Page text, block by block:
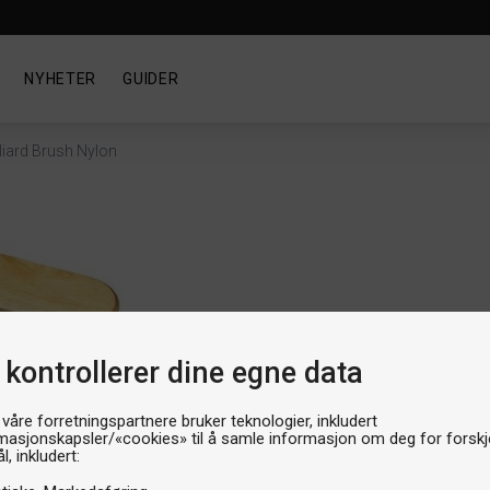
kontrollerer dine egne data
forretningspartnere bruker teknologier, inkludert
«cookies» til å samle informasjon om deg for
inkludert:
NYHETER GUIDER
Brush Nylon